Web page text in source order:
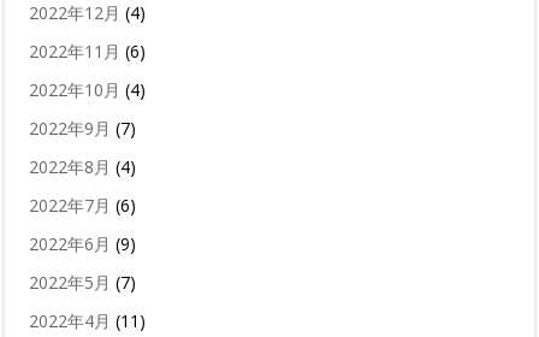
2022年12月 (4)
2022年11月 (6)
2022年10月 (4)
2022年9月 (7)
2022年8月 (4)
2022年7月 (6)
2022年6月 (9)
2022年5月 (7)
2022年4月 (11)